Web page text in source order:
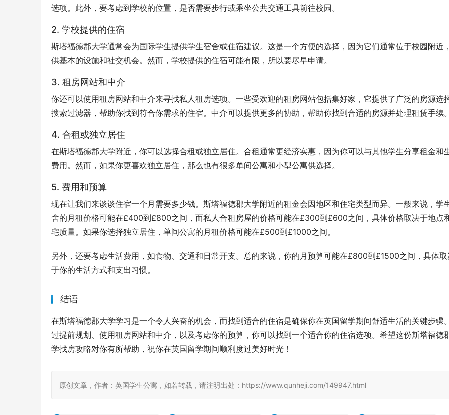
选项。此外，要考虑到学校的位置，是否需要步行或乘坐公共交通工具前往校园。
2. 学校提供的住宿
斯塔福德郡大学通常会为国际学生提供学生宿舍或住宿建议。这是一个方便的选择，因为它们通常位于校园附近
供基本的设施和社交机会。然而，学校提供的住宿可能有限，所以要尽早申请。
3. 租房网站和中介
你还可以使用租房网站和中介来寻找私人租房选项。一些受欢迎的租房网站包括集好家，它提供了广泛的房源选
搜索过滤器，帮助你找到符合你需求的住宿。中介可以提供更多的协助，帮助你找到合适的房源并处理租赁手续。
4. 合租或独立居住
在斯塔福德郡大学附近，你可以选择合租或独立居住。合租通常更经济实惠，因为你可以与其他学生分享租金和
费用。然而，如果你更喜欢独立居住，那么也有很多单间公寓和小型公寓供选择。
5. 费用和预算
现在让我们来谈谈住宿一个月需要多少钱。斯塔福德郡大学附近的租金会因地区和住宅类型而异。一般来说，学
舍的月租价格可能在£400到£800之间，而私人合租房屋的价格可能在£300到£600之间，具体价格取决于地点
宅质量。如果你选择独立居住，单间公寓的月租价格可能在£500到£1000之间。
另外，还要考虑生活费用，如食物、交通和日常开支。总的来说，你的月预算可能在£800到£1500之间，具体
于你的生活方式和支出习惯。
结语
在斯塔福德郡大学学习是一个令人兴奋的机会，而找到适合的住宿是确保你在英国留学期间舒适生活的关键步骤
过提前规划、使用租房网站和中介，以及考虑你的预算，你可以找到一个适合你的住宿选项。希望这份斯塔福德
学找房攻略对你有所帮助，祝你在英国留学期间顺利度过美好时光！
原创文章，作者：英国学生公寓，如若转载，请注明出处：https://www.qunheji.com/149947.html